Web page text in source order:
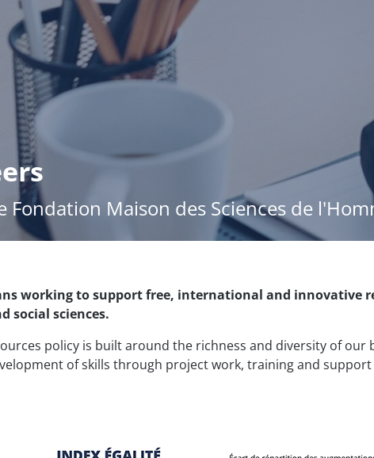
Fondation Maison des Sciences de
working to support free, international and innovative
social sciences.
policy is built around the richness and diversity of
of skills through project work, training and